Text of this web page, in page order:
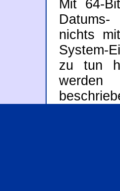
Mit 64-
nichts
System-
zu tun